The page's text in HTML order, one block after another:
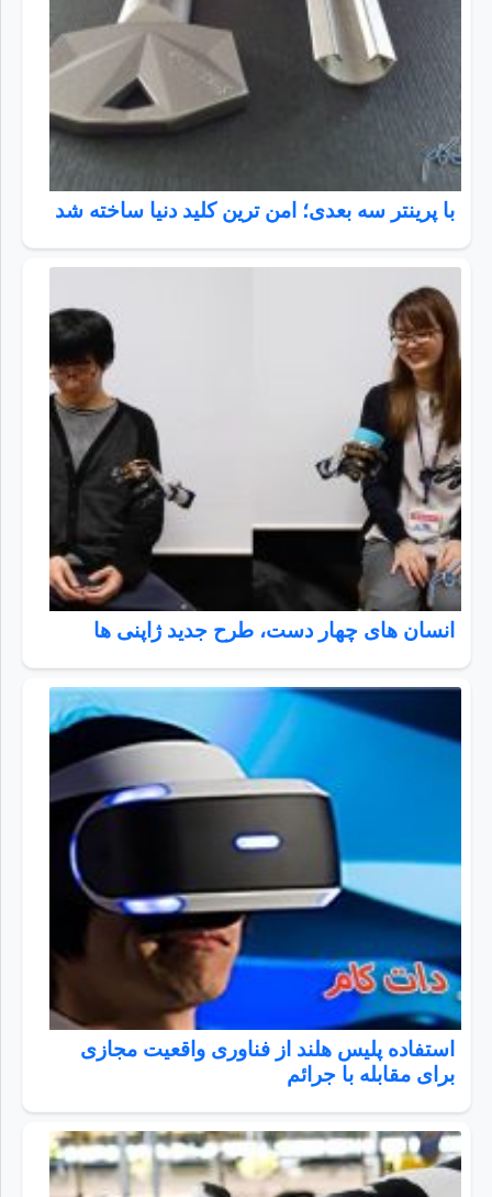
با پرینتر سه بعدی؛ امن ترین کلید دنیا ساخته شد
انسان های چهار دست، طرح جدید ژاپنی ها
استفاده پلیس هلند از فناوری واقعیت مجازی
برای مقابله با جرائم